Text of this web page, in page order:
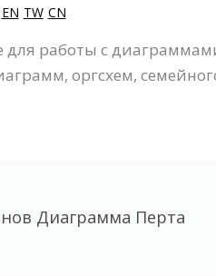
EN TW CN
для работы с
оргсхем,
Диаграмма Перта